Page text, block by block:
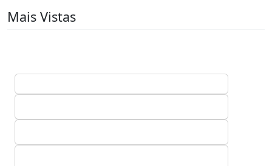
Mais Vistas